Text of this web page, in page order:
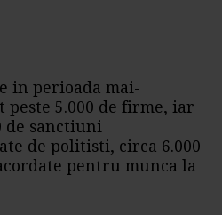
in perioada mai-
peste 5.000 de firme, iar
de sanctiuni
de politisti, circa 6.000
pentru munca la